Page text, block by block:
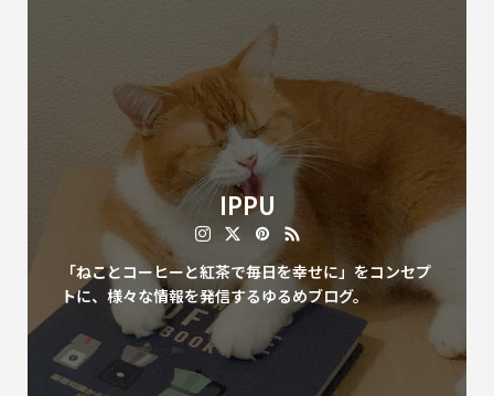
IPPU
「ねことコーヒーと紅茶で毎日を幸せに」をコンセプ
トに、様々な情報を発信するゆるめブログ。